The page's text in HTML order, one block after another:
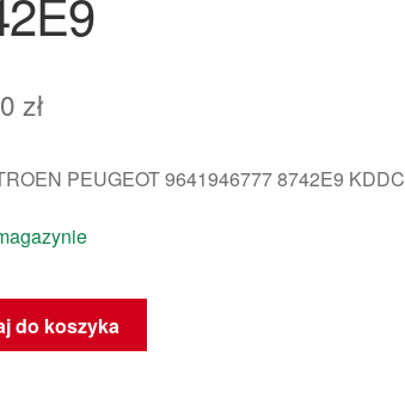
zł
PEUGEOT 9641946777 8742E9 KDDC
do koszyka